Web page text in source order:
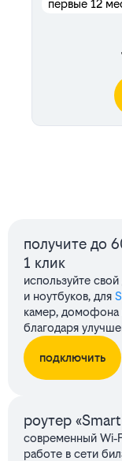
первые 12
получите до
1 клик
используйте
и ноутбуков, для
камер, домофона
благодаря
подключить
роутер
современный
работе в сети